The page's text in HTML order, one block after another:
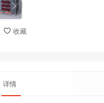
收藏
详情